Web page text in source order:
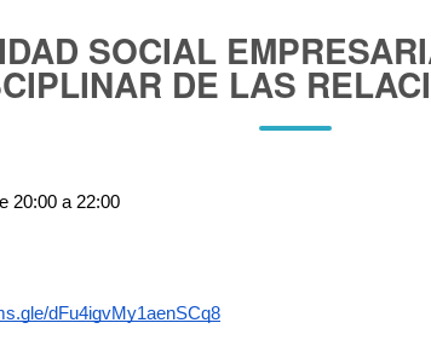
SOCIAL
DE LAS
20:00 a 22:00
dFu4igvMy1aenSCq8